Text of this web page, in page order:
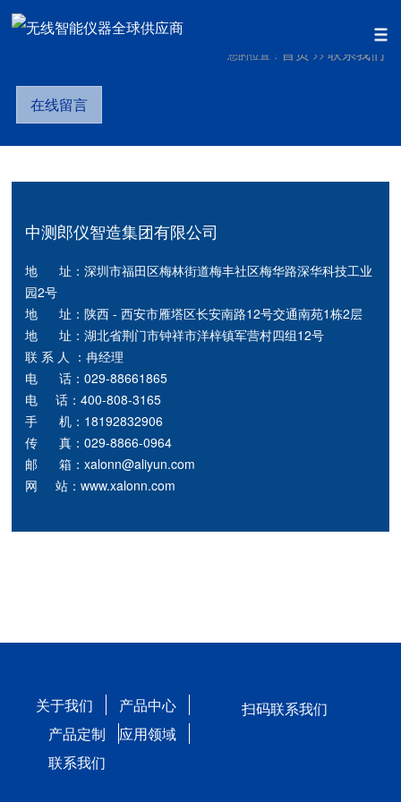
您的位置： 首页 >>联系我们
在线留言
中测郎仪智造集团有限公司
地 址：深圳市福田区梅林街道梅丰社区梅华路深华科技工业
园2号
地 址：陕西 - 西安市雁塔区长安南路12号交通南苑1栋2层
地 址：湖北省荆门市钟祥市洋梓镇军营村四组12号
联 系 人 ：冉经理
电 话：029-88661865
电 话：400-808-3165
手 机：18192832906
传 真：029-8866-0964
邮 箱：xalonn@aliyun.com
网 站：www.xalonn.com
关于我们
产品中心
产品定制
应用领域
联系我们
扫码联系我们